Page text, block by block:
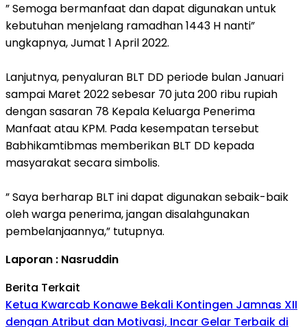
” Semoga bermanfaat dan dapat digunakan untuk
kebutuhan menjelang ramadhan 1443 H nanti”
ungkapnya, Jumat 1 April 2022.
Lanjutnya, penyaluran BLT DD periode bulan Januari
sampai Maret 2022 sebesar 70 juta 200 ribu rupiah
dengan sasaran 78 Kepala Keluarga Penerima
Manfaat atau KPM. Pada kesempatan tersebut
Babhikamtibmas memberikan BLT DD kepada
masyarakat secara simbolis.
” Saya berharap BLT ini dapat digunakan sebaik-baik
oleh warga penerima, jangan disalahgunakan
pembelanjaannya,” tutupnya.
Laporan : Nasruddin
Berita Terkait
Ketua Kwarcab Konawe Bekali Kontingen Jamnas XII
dengan Atribut dan Motivasi, Incar Gelar Terbaik di